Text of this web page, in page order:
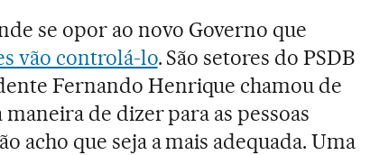
se opor ao novo Governo que
vão controlá-lo. São setores do PSDB
Fernando Henrique chamou de
de dizer para as pessoas
acho que seja a mais adequada. Uma